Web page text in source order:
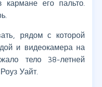
его пальто.
рядом с которой
и видеокамера на
тело 38-летней
Уайт.